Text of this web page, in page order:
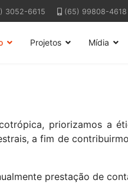
3052-6615 (65) 99808-4618
Projetos Mídia
priorizamos a
a fim de
prestação de